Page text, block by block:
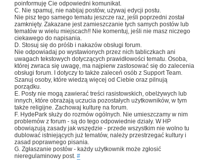
poinformuję Cie odpowiedni komunikat.
C. Nie spamuj, nie nabijaj postów, używaj edycji postu.
Nie pisz tego samego tematu jeszcze raz, jeśli poprzedni został
zamknięty. Zakazane jest zamieszczanie tych samych postów lub
tematów w wielu miejscach!! Nie komentuj, jeśli nie masz niczego
ciekawego do napisania.
D. Stosuj się do próśb i nakazów obsługi forum.
Nie odpowiadaj po wystawionych przez nich tabliczkach ani
uwagach tekstowych dotyczących prawidłowości tematu. Osoba,
której zwraca się uwagę, ma najpierw zastosować się do zalecenia
obsługi forum. I dotyczy to także zaleceń osób z Support Team.
Szanuj osoby, które wiedzą więcej od Ciebie oraz pilnują
porządku.
E. Posty nie mogą zawierać treści rasistowskich, obelżywych lub
innych, które obrażają uczucia pozostałych użytkowników, w tym
także religijne. Zachowaj kulturę na forum.
F. HydePark służy do rozmów ogólnych. Nie umieszczamy w nim
problemów z forum - są do tego odpowiednie działy. W HP
obowiązują zasady jak wszędzie - przede wszystkim nie wolno tu
dublować istniejących już tematów, należy przestrzegać kultury i
zasad poprawnego pisania.
G. Zgłaszanie postów - każdy użytkownik może zgłosić
nieregulaminowy post. #